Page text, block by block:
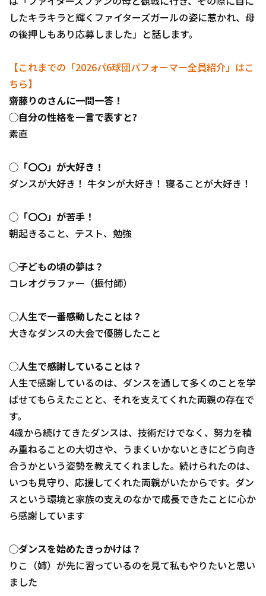
したキラキラと輝くファイターズガールの姿に惹かれ、母
の後押しもあり応募しました」と話します。
【これまでの「2026パ6球団パフォーマー全員紹介」はこ
ちら】
齋藤りのさんに一問一答！
◯自分の性格を一言で表すと?
素直
◯「〇〇」が大好き！
ダンスが大好き！ 牛タンが大好き！ 寝ることが大好き！
◯「〇〇」が苦手！
朝起きること、テスト、勉強
◯子どもの頃の夢は？
コレオグラファー（振付師）
◯人生で一番感動したことは？
大きなダンスの大会で優勝したこと
◯人生で感謝していることは？
人生で感謝しているのは、ダンスを通して多くのことを学
ばせてもらえたことと、それを支えてくれた両親の存在で
す。
4歳から続けてきたダンスは、技術だけでなく、努力を積
み重ねることの大切さや、うまくいかないときにどう向き
合うかという姿勢を教えてくれました。続けられたのは、
いつも見守り、応援してくれた両親がいたからです。ダン
スという環境と家族の支えのなかで成長できたことに心か
ら感謝しています
◯ダンスを始めたきっかけは？
りこ（姉）が先に習っているのを見て私もやりたいと思い
ました